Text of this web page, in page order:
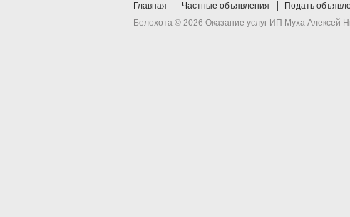
Главная Частные объявления Подать
Белохота © 2026 Оказание услуг ИП Муха Алексей